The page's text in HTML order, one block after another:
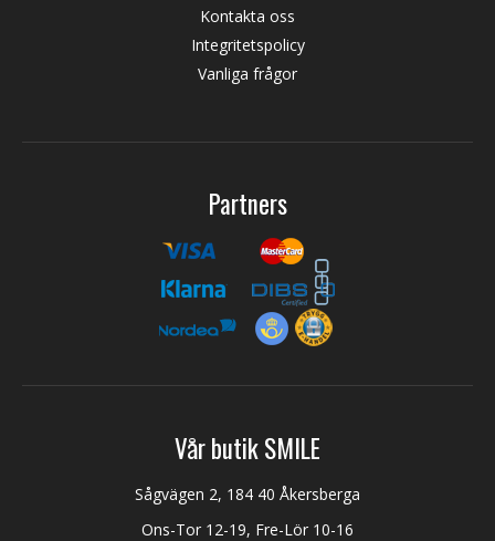
Kontakta oss
Integritetspolicy
Vanliga frågor
Partners
Vår butik SMILE
Sågvägen 2, 184 40 Åkersberga
Ons-Tor 12-19, Fre-Lör 10-16